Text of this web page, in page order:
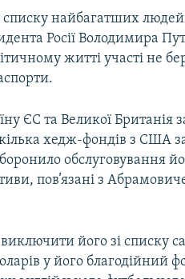
найбагатших людей
Росії Володимира
житті участі не
ЄС та Великої Британія
хедж-фондів з США
обслуговування
пов’язані з
його зі списку
у його благодійний